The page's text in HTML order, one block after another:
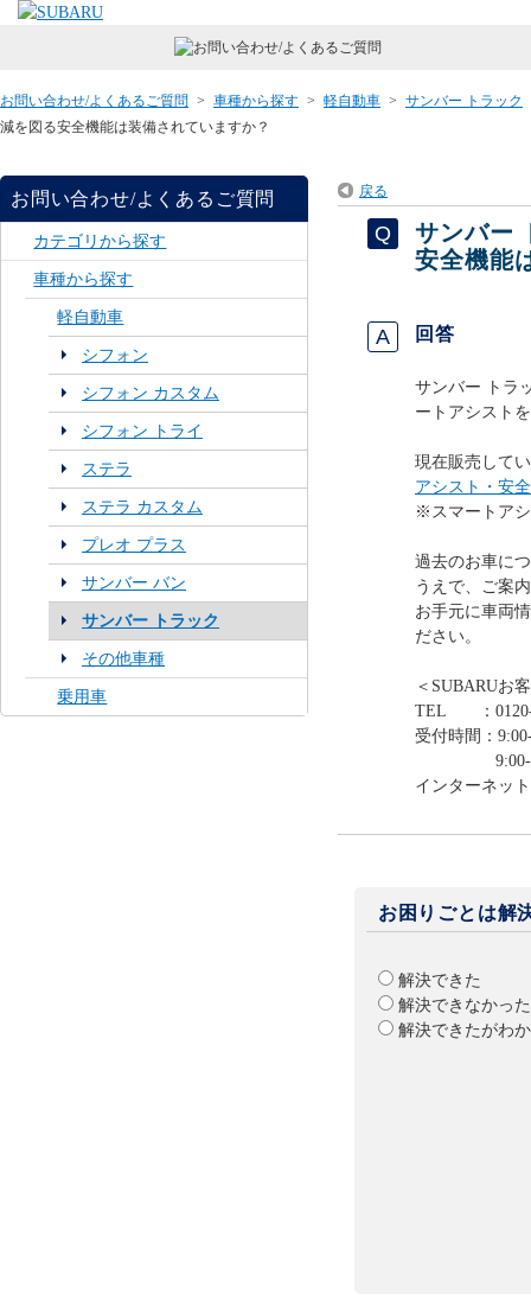
お問い合わせ/よくあるご質問 > 車種から探す > 軽自動車 > サンバー トラック
減を図る安全機能は装備されていますか？
お問い合わせ/よくあるご質問
カテゴリから探す
車種から探す
軽自動車
シフォン
シフォン カスタム
シフォン トライ
ステラ
ステラ カスタム
プレオ プラス
サンバー バン
サンバー トラック
その他車種
乗用車
戻る
サンバー
安全機能
回答
サンバー トラ
ートアシスト
現在販売して
アシスト・安全
※スマートア
過去のお車に
うえで、ご案
お手元に車両
ださい。
＜SUBARUお
TEL ：0120-
受付時間：
9:00-12:00
インターネッ
お困りごとは解
解決できた
解決できなかった
解決できたがわ